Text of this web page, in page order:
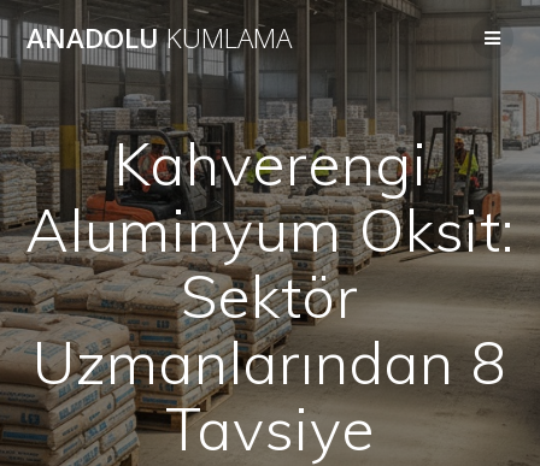
to
ANADOLUKUMLAMA
Kahverengi
Aluminyum Oksit:
Sektör
Uzmanlarından 8
Tavsiye